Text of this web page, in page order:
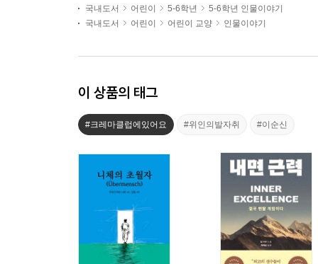
국내도서 어린이 5-6학년
5-6학년 인물이야기
국내도서
어린이 어린이 교양 인물이야기
이 상품의 태그
#크레마클럽에있어요 #위인의발자취 #이순신